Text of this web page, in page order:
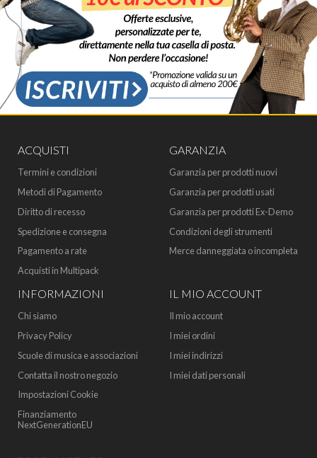
ACQUISTI
Termini e condizioni
Metodi di Pagamento
Diritto di recesso
Spedizione e consegna
Pagamento a rate
Acquisti in Multipack
GARANZIA
Garanzia per prodotti nuovi
Garanzia per prodotti usati
Garanzia per prodotti Ex-Demo
Condizioni degli strumenti
Merce danneggiata o incompleta
INFORMAZIONI
Chi siamo
Privacy Policy
Scuole di musica e associazioni
Contatta il nostro negozio
Impostazioni Cookie
Finanziamento
NextGenerationEU
IL MIO ACCOUNT
Il mio account
I miei ordini
I miei indirizzi
I miei dati personali